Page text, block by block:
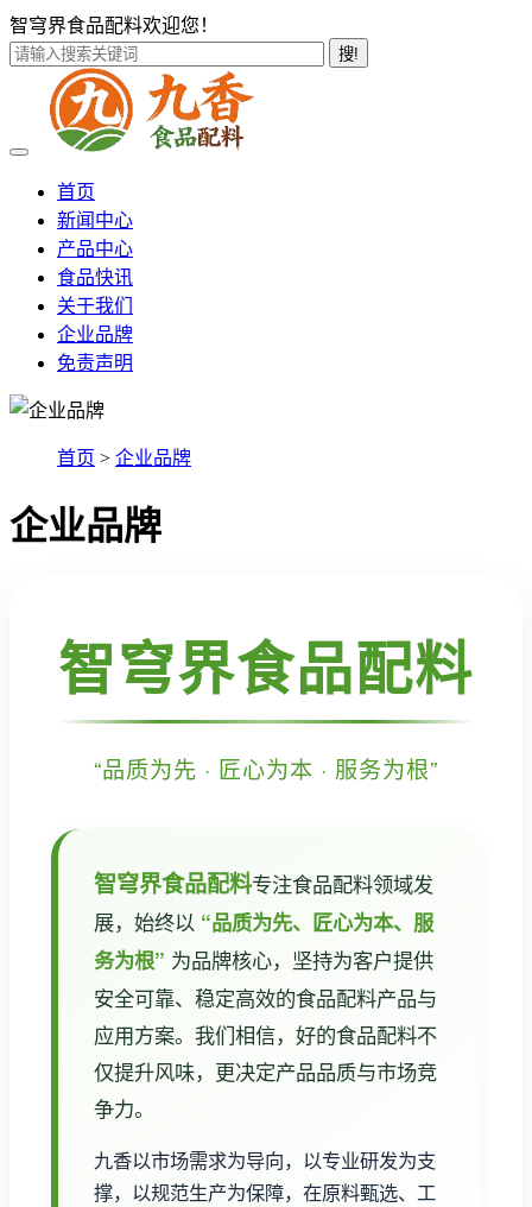
智穹界食品配料欢迎您！
搜!
首页
新闻中心
产品中心
食品快讯
关于我们
企业品牌
免责声明
首页 > 企业品牌
企业品牌
智穹界食品配料
“品质为先 · 匠心为本 · 服务为根”
智穹界食品配料专注食品配料领域发
展，始终以 “品质为先、匠心为本、服
务为根” 为品牌核心，坚持为客户提供
安全可靠、稳定高效的食品配料产品与
应用方案。我们相信，好的食品配料不
仅提升风味，更决定产品品质与市场竞
争力。
九香以市场需求为导向，以专业研发为支
撑，以规范生产为保障，在原料甄选、工